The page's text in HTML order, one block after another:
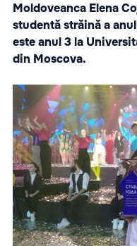
Moldoveanca Elena
studentă străină a
este anul 3 la
din Moscova.